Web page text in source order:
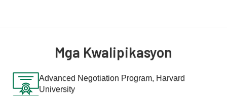
milyong dolyar na portfolio ng pamumuhunan bilang
Tagapangulo ng Komite sa Pamumuhunan ng Australian
Mga Kwalipikasyon
Advanced Negotiation Program, Harvard
University